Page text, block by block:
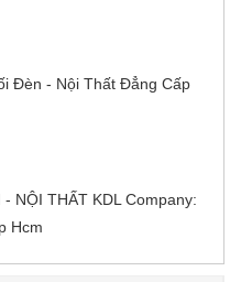
Đèn - Nội Thất Đẳng Cấp
NỘI THẤT KDL Company:
Hcm